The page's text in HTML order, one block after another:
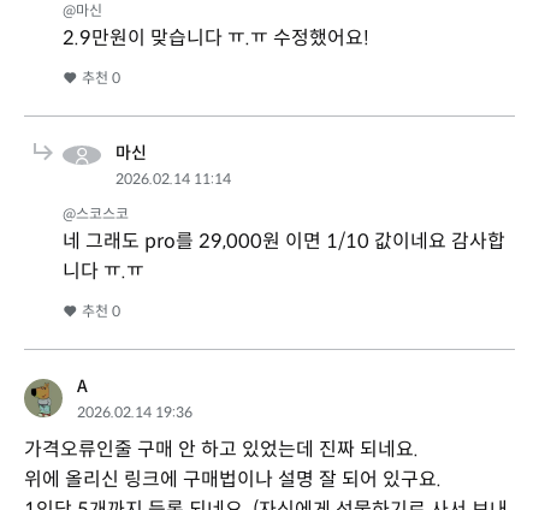
@마신
2.9만원이 맞습니다 ㅠ.ㅠ 수정했어요!
추천 0
마신
2026.02.14 11:14
@스코스코
네 그래도 pro를 29,000원 이면 1/10 값이네요 감사합
니다 ㅠ.ㅠ
추천 0
A
2026.02.14 19:36
가격오류인줄 구매 안 하고 있었는데 진짜 되네요.
위에 올리신 링크에 구매법이나 설명 잘 되어 있구요.